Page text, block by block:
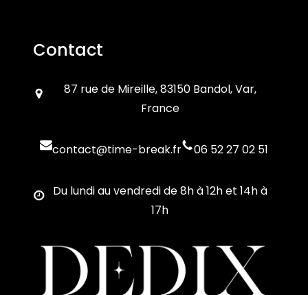
Contact
87 rue de Mireille, 83150 Bandol, Var,
France
contact@time-break.fr 06 52 27 02 51
Du lundi au vendredi de 8h à 12h et 14h à
17h